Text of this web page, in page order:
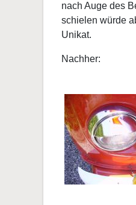
nach Auge des
schielen würde
Unikat.
Nachher: